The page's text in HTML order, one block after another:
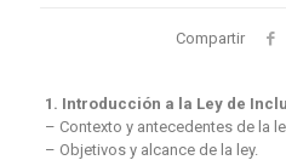
Compartir
1. Introducción a la Ley de
– Contexto y antecedentes de la
– Objetivos y alcance de la ley.